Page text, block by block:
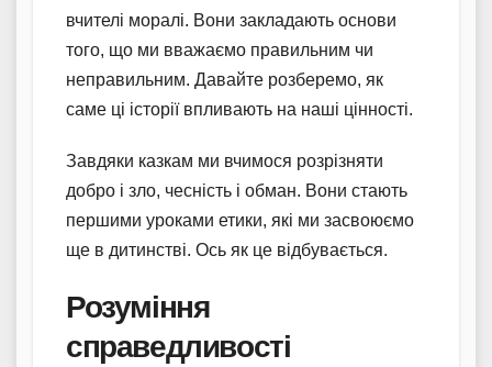
вчителі моралі. Вони закладають основи
того, що ми вважаємо правильним чи
неправильним. Давайте розберемо, як
саме ці історії впливають на наші цінності.
Завдяки казкам ми вчимося розрізняти
добро і зло, чесність і обман. Вони стають
першими уроками етики, які ми засвоюємо
ще в дитинстві. Ось як це відбувається.
Розуміння
справедливості